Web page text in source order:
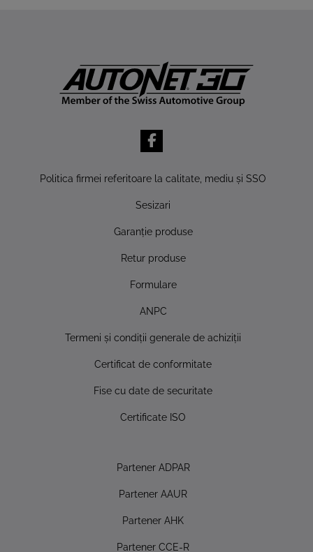
Politica firmei referitoare la calitate, mediu şi SSO
Sesizari
Garanţie produse
Retur produse
Formulare
ANPC
Termeni şi condiţii generale de achiziţii
Certificat de conformitate
Fise cu date de securitate
Certificate ISO
Partener ADPAR
Partener AAUR
Partener AHK
Partener CCE-R